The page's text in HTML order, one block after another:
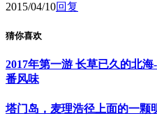
2015/04/10回复
猜你喜欢
2017年第一游 长草已久的北
番风味
塔门岛，麦理浩径上面的一颗